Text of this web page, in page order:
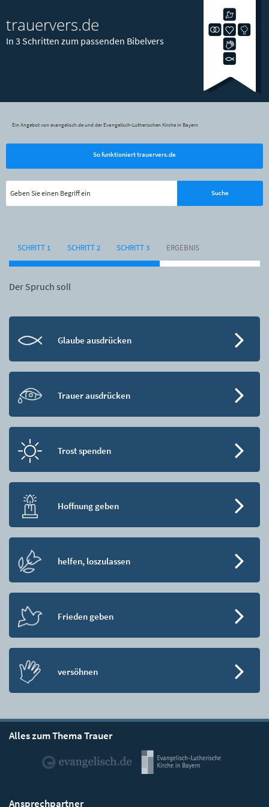
trauervers.de
In 3 Schritten zum passenden Bibelvers
Ein Angebot von evangelisch.de und der Evangelisch-Lutherischen Kirche in Bayern
So funktioniert trauervers.de
SCHRITT 1 SCHRITT 2 SCHRITT 3 ERGEBNIS
Der Spruch soll
Glaube ausdrücken
Trauer ausdrücken
Trost spenden
Hoffnung geben
helfen, loszulassen
Frieden geben
versöhnen
Alles zum Thema Trauer
Ansprechpartner